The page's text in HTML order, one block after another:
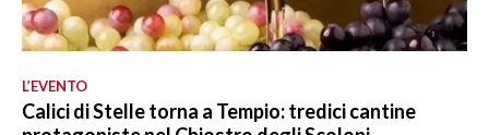
L’EVENTO
Calici di Stelle torna a Tempio: tredici cantine